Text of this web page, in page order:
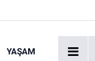
YAŞAM